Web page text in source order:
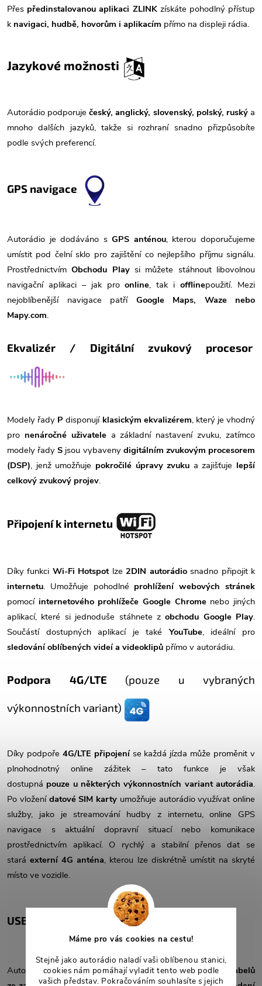
Máme pro vás cookies na cestu!
Stejně jako autorádio naladí vaši oblíbenou stanici,
cookies nám pomáhají vyladit tento web podle
vašich představ. Pokračováním souhlasíte s jejich
Přes předinstalovanou aplikaci ZLINKzískáte pohodlný přístup
k navigaci, hudbě, hovorům i aplikacím přímo na displeji rádia.
Jazykové možnosti
Autorádio podporuje český, anglický, slovenský, polský, ruský a
mnoho dalších jazyků, takže si rozhraní snadno přizpůsobíte
podle svých preferencí.
GPS navigace
Autorádio je dodáváno s GPS anténou, kterou doporučujeme
umístit pod čelní sklo pro zajištění co nejlepšího příjmu signálu.
Prostřednictvím Obchodu Play si můžete stáhnout libovolnou
navigační aplikaci – jak pro online, tak i offlinepoužití. Mezi
nejoblíbenější navigace patří
Google Maps, Waze nebo
Mapy.com.
Ekvalizér / Digitální zvukový procesor
Modely řady P disponují klasickým ekvalizérem, který je vhodný
pro nenáročné uživatelea základní nastavení zvuku, zatímco
modely řadyS jsou vybaveny digitálním zvukovým procesorem
(DSP), jenž umožňuje pokročilé úpravy zvuku a zajišťuje lepší
celkový zvukový projev.
Připojení k internetu
Díky funkci Wi-Fi Hotspotlze 2DIN autorádiosnadno připojit k
internetu. Umožňuje pohodlné prohlížení webových stránek
pomocí internetového prohlížeče Google Chromenebo jiných
aplikací, které si jednoduše stáhnete zobchodu Google Play.
Součástí dostupných aplikací je takéYouTube, ideální pro
sledování oblíbených videí a videoklipů přímo v autorádiu.
Podpora 4G/LTE (pouze u vybraných
výkonnostních variant)
Díky podpoře 4G/LTE připojení se každá jízda může proměnit v
plnohodnotný online zážitek – tato funkce je však
dostupná pouze u některých výkonnostních variant autorádia.
Po vložení datové SIM karty umožňuje autorádio využívat online
služby, jako je streamování hudby z internetu, online GPS
navigace s aktuální dopravní situací nebo komunikace
prostřednictvím aplikací. O rychlý a stabilní přenos dat se
stará externí 4G anténa, kterou lze diskrétně umístit na skryté
místo ve vozidle.
USB vstupy
Autorádio je vybavenoUSB vstupyvyvedenými pomocí
kabelů